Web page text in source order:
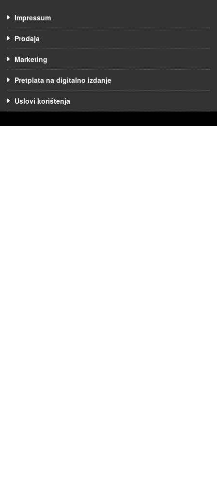
Impressum
Prodaja
Marketing
Pretplata na digitalno izdanje
Uslovi korištenja